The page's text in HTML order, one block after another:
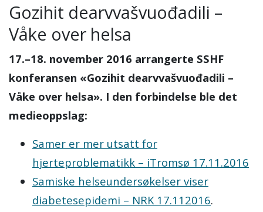
Gozihit dearvvašvuođadili –
Våke over helsa
17.–18. november 2016 arrangerte SSHF
konferansen «Gozihit dearvvašvuođadili –
Våke over helsa». I den forbindelse ble det
medieoppslag:
Samer er mer utsatt for
hjerteproblematikk – iTromsø 17.11.2016
Samiske helseundersøkelser viser
diabetesepidemi – NRK 17.112016.